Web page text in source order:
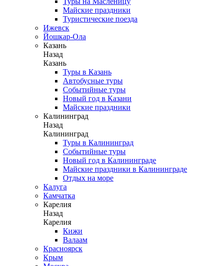
Майские праздники
Туристические поезда
Ижевск
Йошкар-Ола
Казань
Назад
Казань
Туры в Казань
Автобусные туры
Событийные туры
Новый год в Казани
Майские праздники
Калининград
Назад
Калининград
Туры в Калининград
Событийные туры
Новый год в Калининграде
Майские праздники в Калининграде
Отдых на море
Калуга
Камчатка
Карелия
Назад
Карелия
Кижи
Валаам
Красноярск
Крым